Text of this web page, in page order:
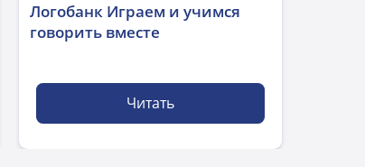
Логобанк Играем и учимся
говорить вместе
Читать